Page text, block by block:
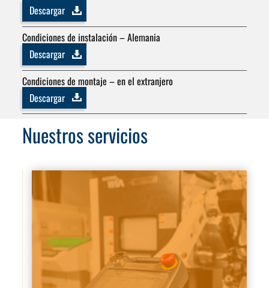
Descargar
Condiciones de instalación – Alemania
Descargar
Condiciones de montaje – en el extranjero
Descargar
Nuestros servicios